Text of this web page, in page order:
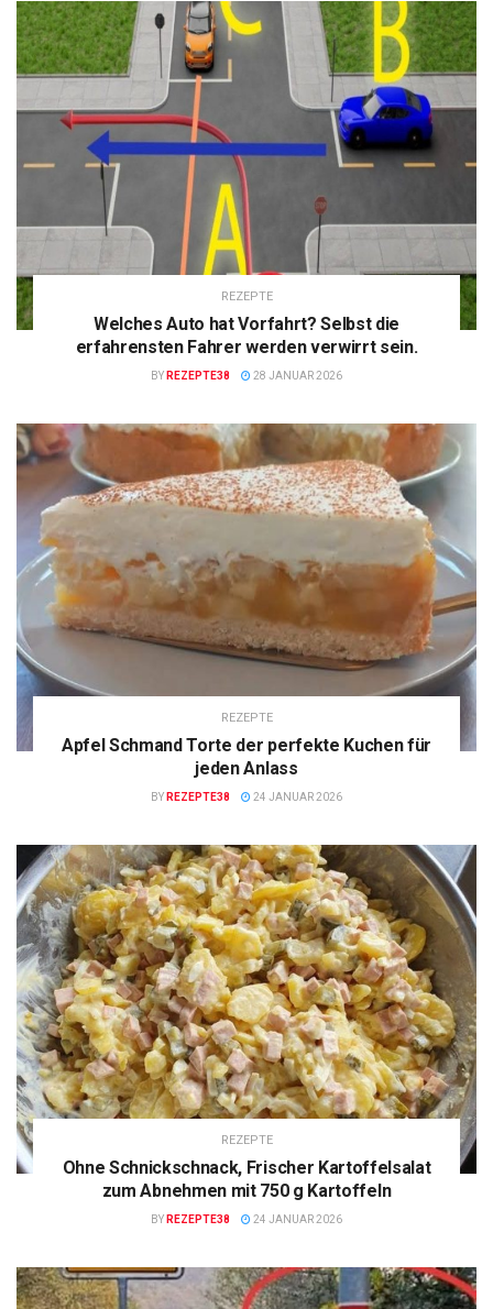
REZEPTE
Welches Auto hat Vorfahrt? Selbst die
erfahrensten Fahrer werden verwirrt sein.
BY REZEPTE38 28 JANUAR 2026
REZEPTE
Apfel Schmand Torte der perfekte Kuchen für
jeden Anlass
BY REZEPTE38 24 JANUAR 2026
REZEPTE
Ohne Schnickschnack, Frischer Kartoffelsalat
zum Abnehmen mit 750 g Kartoffeln
BY REZEPTE38 24 JANUAR 2026